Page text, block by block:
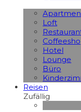
Loft
Hotel
Lounge
Büro
Reisen
Zufällig